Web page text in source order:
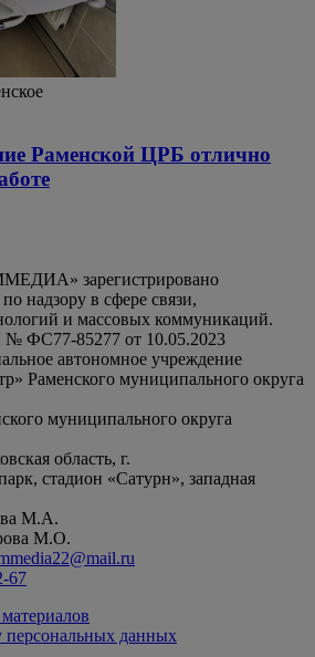
Раменской ЦРБ отлично
зарегистрировано
надзору в сфере связи,
и массовых коммуникаций.
№ ФС77-85277 от 10.05.2023
автономное учреждение
Раменского муниципального округа
муниципального округа
область, г.
стадион «Сатурн», западная
М.А.
М.О.
67
персональных данных